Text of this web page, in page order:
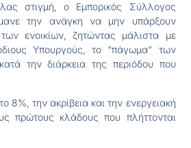
στιγμή, ο Εμπορικός Σύλλογος
την ανάγκη να μην υπάρξουν
ενοικίων, ζητώντας μάλιστα με
Υπουργούς, το “πάγωμα” των
την διάρκεια της περιόδου που
8%, την ακρίβεια και την ενεργειακή
πρώτους κλάδους που πλήττονται